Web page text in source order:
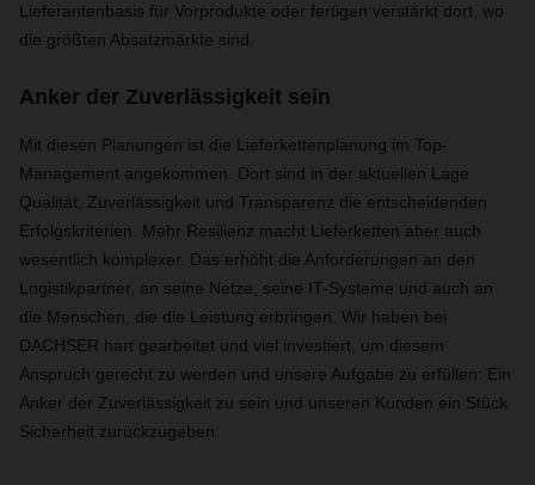
Lieferantenbasis für Vorprodukte oder fertigen verstärkt dort, wo
die größten Absatzmärkte sind.
Anker der Zuverlässigkeit sein
Mit diesen Planungen ist die Lieferkettenplanung im Top-
Management angekommen. Dort sind in der aktuellen Lage
Qualität, Zuverlässigkeit und Transparenz die entscheidenden
Erfolgskriterien. Mehr Resilienz macht Lieferketten aber auch
wesentlich komplexer. Das erhöht die Anforderungen an den
Logistikpartner, an seine Netze, seine IT-Systeme und auch an
die Menschen, die die Leistung erbringen. Wir haben bei
DACHSER hart gearbeitet und viel investiert, um diesem
Anspruch gerecht zu werden und unsere Aufgabe zu erfüllen: Ein
Anker der Zuverlässigkeit zu sein und unseren Kunden ein Stück
Sicherheit zurückzugeben.